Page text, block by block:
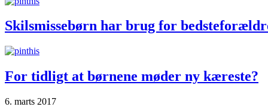
Skilsmissebørn har brug for
For tidligt at børnene møder ny kæreste?
6. marts 2017